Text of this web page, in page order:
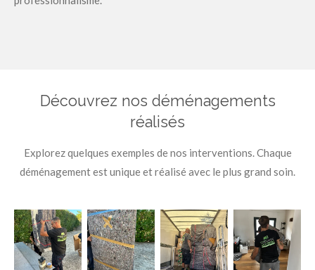
Découvrez nos déménagements
réalisés
Explorez quelques exemples de nos interventions. Chaque
déménagement est unique et réalisé avec le plus grand soin.